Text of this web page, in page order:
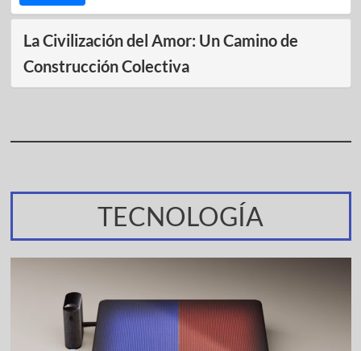
La Civilización del Amor: Un Camino de
Construcción Colectiva
TECNOLOGÍA